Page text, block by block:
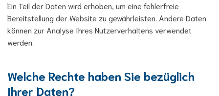
Ein Teil der Daten wird erhoben, um eine fehlerfreie
Bereitstellung der Website zu gewährleisten. Andere Daten
können zur Analyse Ihres Nutzerverhaltens verwendet
werden.
Welche Rechte haben Sie bezüglich
Ihrer Daten?